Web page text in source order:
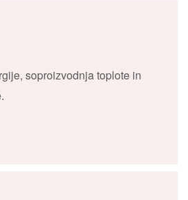
soproizvodnja toplote in